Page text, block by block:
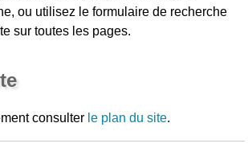
ou utilisez le formulaire de recherche
sur toutes les pages.
consulter le plan du site.